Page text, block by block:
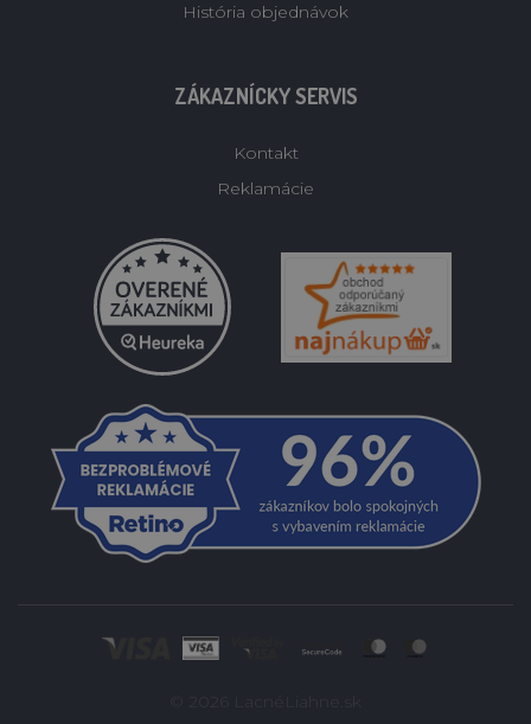
História objednávok
ZÁKAZNÍCKY SERVIS
Kontakt
Reklamácie